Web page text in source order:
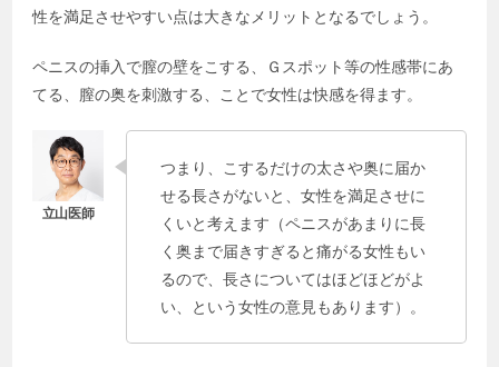
性を満足させやすい点は大きなメリットとなるでしょう。
ペニスの挿入で膣の壁をこする、Ｇスポット等の性感帯にあ
てる、膣の奥を刺激する、ことで女性は快感を得ます。
つまり、こするだけの太さや奥に届か
せる長さがないと、女性を満足させに
くいと考えます（ペニスがあまりに長
く奥まで届きすぎると痛がる女性もい
るので、長さについてはほどほどがよ
い、という女性の意見もあります）。